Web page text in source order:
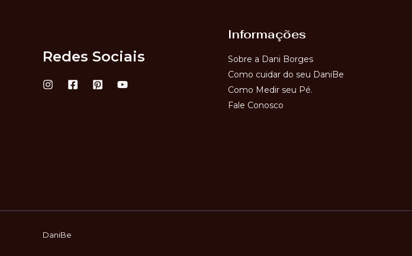
Redes Sociais
Informações
Sobre a Dani Borges
Como cuidar do seu DaniBe
Como Medir seu Pé.
Fale Conosco
DaniBe